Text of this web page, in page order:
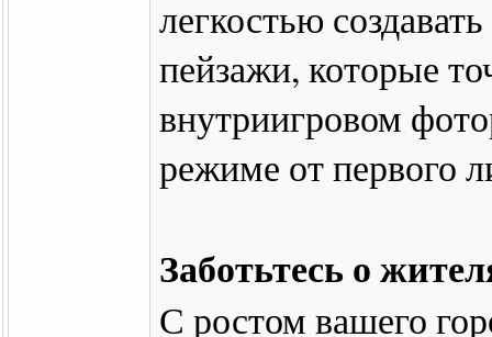
легкостью
пейзажи, которые
внутриигровом
режиме от первого
Заботьтесь о
С ростом вашего